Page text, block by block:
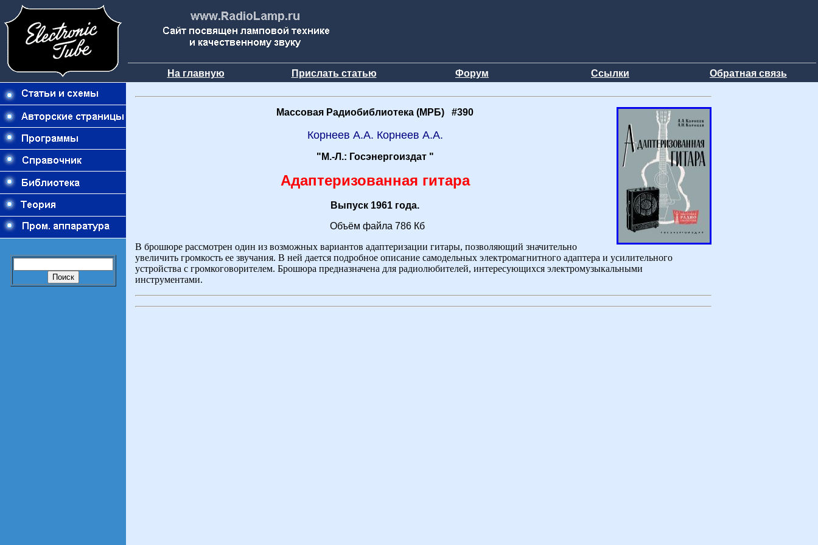
На главную Прислать статью Форум Ссылки Обратная связь
Массовая Радиобиблиотека (МРБ) #390
Корнеев А.А. Корнеев А.А.
"М.-Л.: Госэнергоиздат "
Адаптеризованная гитара
Выпуск 1961 года.
Объём файла 786 Кб
В брошюре рассмотрен один из возможных вариантов адаптеризации гитары, позволяющий значительно
увеличить громкость ее звучания. В ней дается подробное описание самодельных электромагнитного адаптера и усилительного
устройства с громкоговорителем. Брошюра предназначена для радиолюбителей, интересующихся электромузыкальными
инструментами.